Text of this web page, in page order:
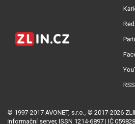
© 1997-2017 AVONET, s.r.o., © 2017-2026
informační server, ISSN 1214-6897 | IČ